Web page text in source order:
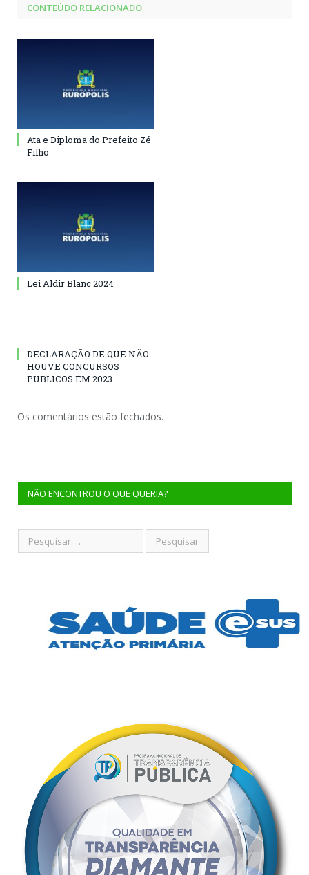
CONTEÚDO RELACIONADO
Ata e Diploma do Prefeito Zé
Filho
Lei Aldir Blanc 2024
DECLARAÇÃO DE QUE NÃO
HOUVE CONCURSOS
PUBLICOS EM 2023
Os comentários estão fechados.
NÃO ENCONTROU O QUE QUERIA?